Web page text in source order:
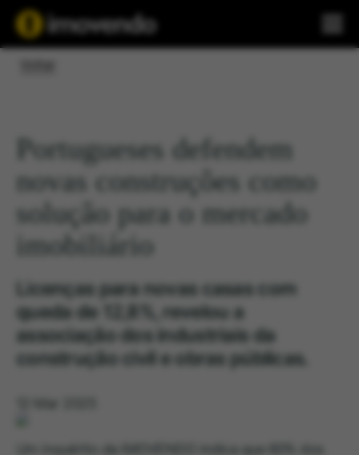
Portugueses defendem
novas construções como
solução para o mercado
imobiliário
Licenças para novas casas com
queda de 12,8%, revelou a
associação dos industriais da
construção civil e obras públicas.